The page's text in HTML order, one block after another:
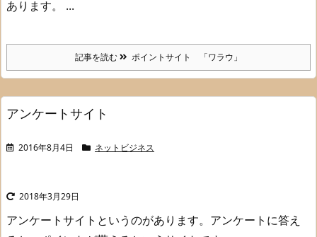
あります。 ...
記事を読む ポイントサイト 「ワラウ」
アンケートサイト
2016年8月4日 ネットビジネス
2018年3月29日
アンケートサイトというのがあります。 アンケートに答え